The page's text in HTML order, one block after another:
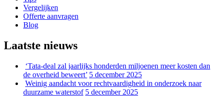
Vergelijken
Offerte aanvragen
Blog
Laatste nieuws
‘Tata-deal zal jaarlijks honderden miljoenen meer kosten dan
de overheid beweert’ 5 december 2025
Weinig aandacht voor rechtvaardigheid in onderzoek naar
duurzame waterstof 5 december 2025